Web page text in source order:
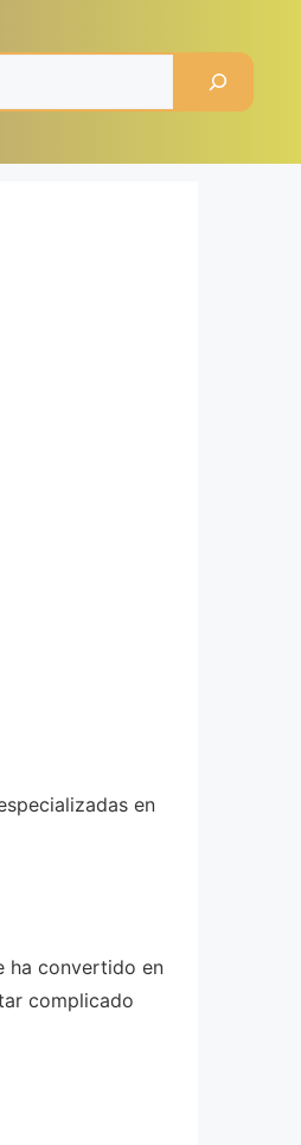
en
ha convertido en
complicado